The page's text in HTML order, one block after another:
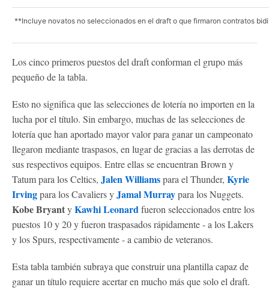
**Incluye novatos no seleccionados en el draft o que firmaron contratos
Los cinco primeros puestos del draft conforman el grupo más
pequeño de la tabla.
Esto no significa que las selecciones de lotería no importen en la
lucha por el título. Sin embargo, muchas de las selecciones de
lotería que han aportado mayor valor para ganar un campeonato
llegaron mediante traspasos, en lugar de gracias a las derrotas de
sus respectivos equipos. Entre ellas se encuentran Brown y
Tatum para los Celtics, Jalen Williamspara el Thunder, Kyrie
Irvingpara los Cavaliers yJamal Murraypara los Nuggets.
Kobe BryantyKawhi Leonardfueron seleccionados entre los
puestos 10 y 20 y fueron traspasados rápidamente - a los Lakers
y los Spurs, respectivamente - a cambio de veteranos.
Esta tabla también subraya que construir una plantilla capaz de
ganar un título requiere acertar en mucho más que solo el draft.